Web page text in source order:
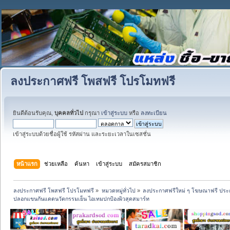
ลงประกาศฟรี โพสฟรี โปรโมทฟรี
ยินดีต้อนรับคุณ, บุคคลทั่วไป กรุณา เข้าสู่ระบบ หรือ ลงทะเบียน
เข้าสู่ระบบด้วยชื่อผู้ใช้ รหัสผ่าน และระยะเวลาในเซสชั่น
หน้าแรก ช่วยเหลือ ค้นหา เข้าสู่ระบบ สมัครสมาชิก
ลงประกาศฟรี โพสฟรี โปรโมทฟรี » หมวดหมู่ทั่วไป» ลงประกาศฟรีใหม่ ๆ โฆษณาฟรี ปร
ปลอกแขนกันแดดนวัตกรรมเย็น ไอเทมปกป้องผิวสุดสมาร์ท